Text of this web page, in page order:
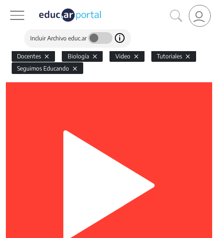
Incluir Archivo educ.ar
Docentes Biología Video
Tutoriales
Seguimos Educando